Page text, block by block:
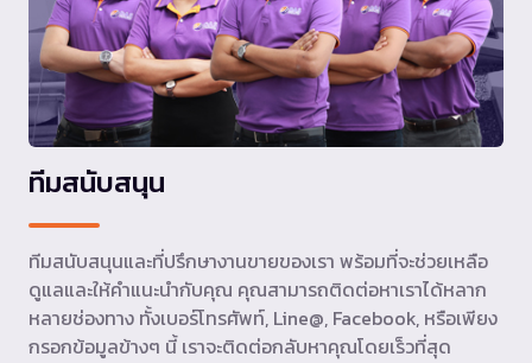
ทีมสนับสนุน
ทีมสนับสนุนและที่ปรึกษางานขายของเรา พร้อมที่จะช่วยเหลือ
ดูแลและให้คำแนะนำกับคุณ คุณสามารถติดต่อหาเราได้หลาก
หลายช่องทาง ทั้งเบอร์โทรศัพท์, Line@, Facebook, หรือเพียง
กรอกข้อมูลข้างๆ นี้ เราจะติดต่อกลับหาคุณโดยเร็วที่สุด